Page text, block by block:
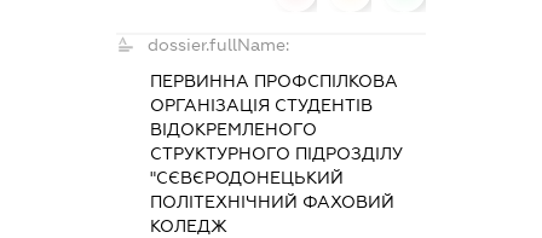
dossier.fullName:
ПЕРВИННА ПРОФСПІЛКОВА
ОРГАНІЗАЦІЯ СТУДЕНТІВ
ВІДОКРЕМЛЕНОГО
СТРУКТУРНОГО ПІДРОЗДІЛУ
"СЄВЄРОДОНЕЦЬКИЙ
ПОЛІТЕХНІЧНИЙ ФАХОВИЙ
КОЛЕДЖ